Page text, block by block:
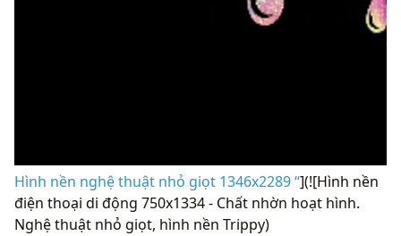
Hình nền nghệ thuật nhỏ giọt 1346x2289 “](![Hình nền
điện thoại di động 750x1334 - Chất nhờn hoạt hình.
Nghệ thuật nhỏ giọt, hình nền Trippy)